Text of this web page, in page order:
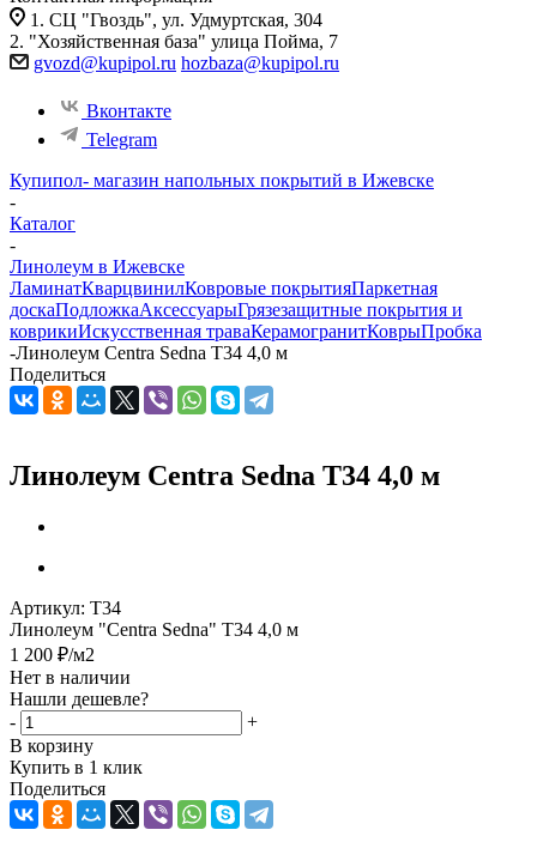
1. СЦ "Гвоздь", ул. Удмуртская, 304
2. "Хозяйственная база" улица Пойма, 7
gvozd@kupipol.ru hozbaza@kupipol.ru
Вконтакте
Telegram
Купипол- магазин напольных покрытий в Ижевске
-
Каталог
-
Линолеум в Ижевске
ЛаминатКварцвинилКовровые покрытияПаркетная
доскаПодложкаАксессуарыГрязезащитные покрытия и
коврикиИскусственная траваКерамогранитКоврыПробка
-Линолеум Centra Sedna T34 4,0 м
Поделиться
Линолеум Centra Sedna T34 4,0 м
Артикул: T34
Линолеум "Centra Sedna" T34 4,0 м
1 200 ₽/м2
Нет в наличии
Нашли дешевле?
-
+
В корзину
Купить в 1 клик
Поделиться